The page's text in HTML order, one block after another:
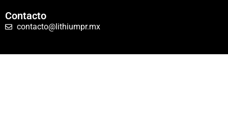
Contacto
contacto@lithiumpr.mx